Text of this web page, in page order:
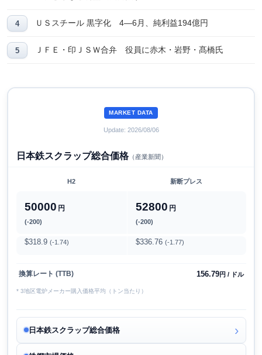
ＵＳスチール 黒字化 4―6月、純利益194億円
ＪＦＥ・印ＪＳＷ合弁 役員に赤木・岩野・髙橋氏
MARKET DATA
Update: 2026/08/06
日本鉄スクラップ総合価格（産業新聞）
H2 新断プレス
50000 円
(-200)
52800 円
(-200)
$318.9 (-1.74) $336.76 (-1.77)
換算レート (TTB) 156.79円 / ドル
* 3地区電炉メーカー購入価格平均（トン当たり）
日本鉄スクラップ総合価格